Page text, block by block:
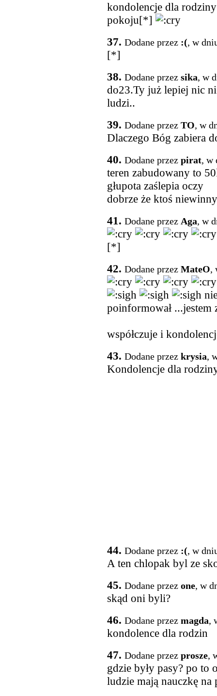
kondolencje dla
pokoju[*]
37. Dodane przez :(, w
[*]
38. Dodane przez sika, w
do23.Ty już lepiej nic
ludzi..
39. Dodane przez TO, w
Dlaczego Bóg zabiera
40. Dodane przez pirat, w
teren zabudowany to
głupota zaślepia oczy
dobrze że ktoś
41. Dodane przez Aga, w
[*]
42. Dodane przez MateO,
poinformował
współczuje i
43. Dodane przez krysia,
Kondolencje dla
44. Dodane przez :(, w
A ten chlopak byl ze
45. Dodane przez one, w
skąd oni byli?
46. Dodane przez magda,
kondolence dla rodzin
47. Dodane przez prosze,
gdzie były pasy? po to
ludzie mają nauczkę na